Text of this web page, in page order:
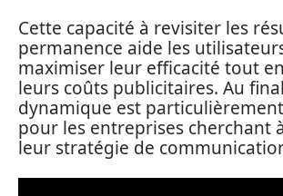
Cette capacité à revisiter les
permanence aide les
maximiser leur efficacité tout
leurs coûts publicitaires. Au
dynamique est
pour les entreprises cherchant
leur stratégie de